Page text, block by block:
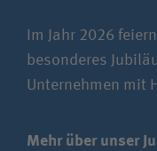
Im Jahr 2026
besonderes
Unternehmen mit
Mehr über unser